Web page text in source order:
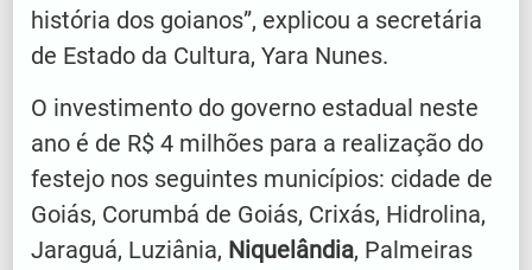
história dos goianos”, explicou a secretária
de Estado da Cultura, Yara Nunes.
O investimento do governo estadual neste
ano é de R$ 4 milhões para a realização do
festejo nos seguintes municípios: cidade de
Goiás, Corumbá de Goiás, Crixás, Hidrolina,
Jaraguá, Luziânia, Niquelândia, Palmeiras